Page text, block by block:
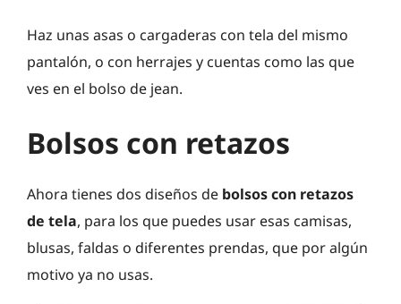
Haz unas asas o cargaderas con tela del mismo
pantalón, o con herrajes y cuentas como las que
ves en el bolso de jean.
Bolsos con retazos
Ahora tienes dos diseños de bolsos con retazos
de tela, para los que puedes usar esas camisas,
blusas, faldas o diferentes prendas, que por algún
motivo ya no usas.